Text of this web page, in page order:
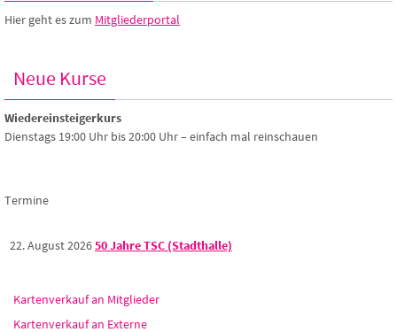
Hier geht es zum Mitgliederportal
Neue Kurse
Wiedereinsteigerkurs
Dienstags 19:00 Uhr bis 20:00 Uhr – einfach mal reinschauen
Termine
22. August 202650 Jahre TSC (Stadthalle)
Kartenverkauf an Mitglieder
Kartenverkauf an Externe